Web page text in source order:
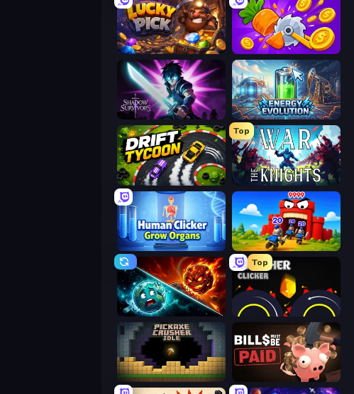
Lucky Pick Farm Ring Idle
Shadow Survivors Energy Evolution
Drift Tycoon
Top
War the Knights
Human Clicker: Grow Organs TimeWarriors
PlanetCrush 2
Top
Crusher Clicker
Pickaxe Crusher Idle Bills Must Be Paid